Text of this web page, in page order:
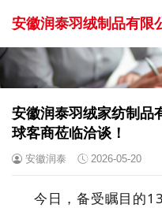
安徽润泰羽绒制品有限
安徽润泰羽绒家纺制品
球客商莅临洽谈！
安徽润泰 2026-05-20
今日，备受瞩目的